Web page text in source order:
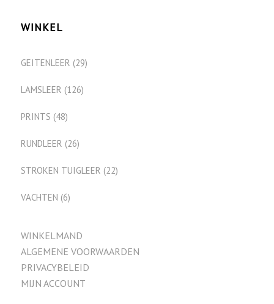
WINKEL
GEITENLEER (29)
LAMSLEER (126)
PRINTS (48)
RUNDLEER (26)
STROKEN TUIGLEER (22)
VACHTEN (6)
WINKELMAND
ALGEMENE VOORWAARDEN
PRIVACYBELEID
MIJN ACCOUNT